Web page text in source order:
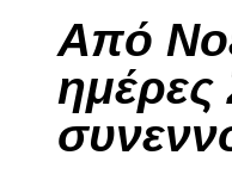
Από
ημέρες